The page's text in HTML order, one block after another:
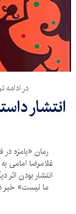
در ادامه
انتشار
رمان «بامزه در
غلامرضا امامی
انتشار بودن اثر
ما نیست» خبر